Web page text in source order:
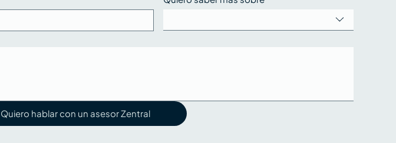
Quiero hablar con un asesor Zentral